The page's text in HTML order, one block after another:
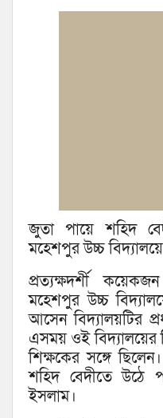
জুতা পায়ে শহিদ
মহেশপুর উচ্চ
প্রত্যক্ষদর্শী
মহেশপুর উচ্চ
আসেন বিদ্যালয়টির
এসময় ওই বিদ্যালয়ের
শিক্ষকের সঙ্গে
শহিদ বেদীতে উঠে
ইসলাম।